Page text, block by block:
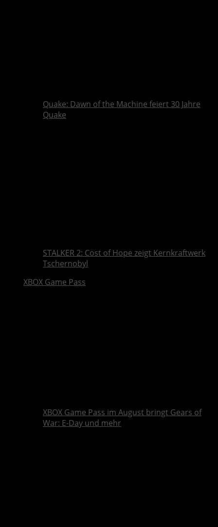
Quake: Dawn of the Machine feiert 30 Jahre
Quake
STALKER 2: Cost of Hope zeigt Kernkraftwerk
Tschernobyl
XBOX Game Pass
XBOX Game Pass im August bringt Gears of
War: E-Day und mehr